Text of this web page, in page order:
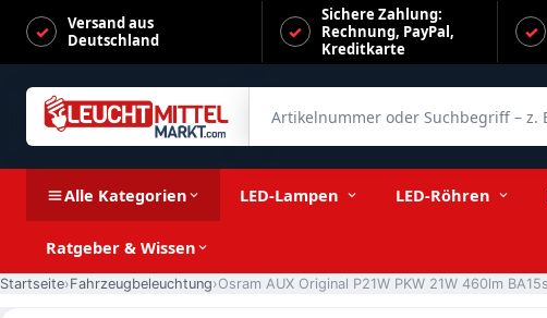
Versand aus
Deutschland
Sichere Zahlung:
Rechnung, PayPal,
Kreditkarte
Alle Kategorien LED-Lampen LED-Röhren
Ratgeber & Wissen
Startseite Fahrzeugbeleuchtung
Osram AUX Original P21W PKW 21W 460lm BA15s 12V 2er Blister